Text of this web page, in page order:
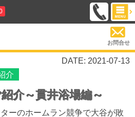
お問合せ
DATE: 2021-07-13
介
介～貫井浴場編～
ーのホームラン競争で大谷が敗